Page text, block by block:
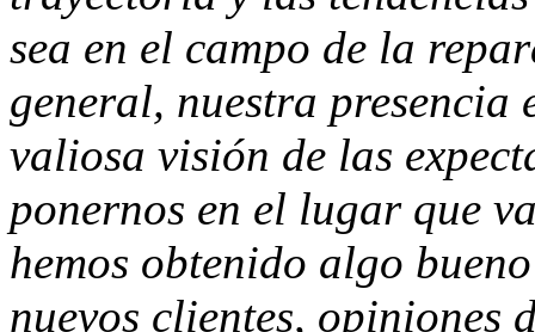
sea en el campo de la
general, nuestra presencia
valiosa visión de las
ponernos en el lugar que
hemos obtenido algo
nuevos clientes, opiniones